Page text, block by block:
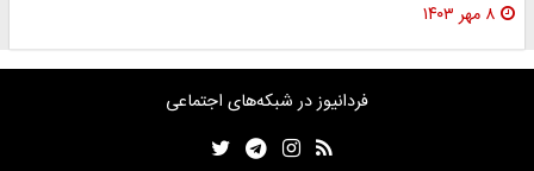
۸ مهر ۱۴۰۳
فردانیوز در شبکه‌های اجتماعی